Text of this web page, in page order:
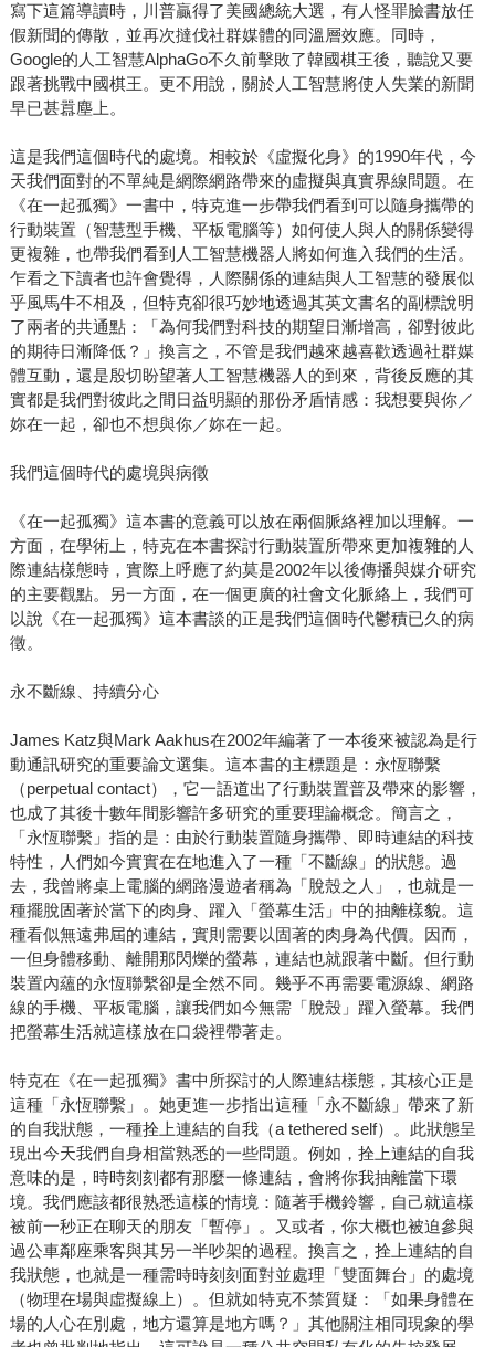
寫下這篇導讀時，川普贏得了美國總統大選，有人怪罪臉書放任
假新聞的傳散，並再次撻伐社群媒體的同溫層效應。同時，
Google的人工智慧AlphaGo不久前擊敗了韓國棋王後，聽說又要
跟著挑戰中國棋王。更不用說，關於人工智慧將使人失業的新聞
早已甚囂塵上。
這是我們這個時代的處境。相較於《虛擬化身》的1990年代，今
天我們面對的不單純是網際網路帶來的虛擬與真實界線問題。在
《在一起孤獨》一書中，特克進一步帶我們看到可以隨身攜帶的
行動裝置（智慧型手機、平板電腦等）如何使人與人的關係變得
更複雜，也帶我們看到人工智慧機器人將如何進入我們的生活。
乍看之下讀者也許會覺得，人際關係的連結與人工智慧的發展似
乎風馬牛不相及，但特克卻很巧妙地透過其英文書名的副標說明
了兩者的共通點：「為何我們對科技的期望日漸增高，卻對彼此
的期待日漸降低？」換言之，不管是我們越來越喜歡透過社群媒
體互動，還是殷切盼望著人工智慧機器人的到來，背後反應的其
實都是我們對彼此之間日益明顯的那份矛盾情感：我想要與你／
妳在一起，卻也不想與你／妳在一起。
我們這個時代的處境與病徵
《在一起孤獨》這本書的意義可以放在兩個脈絡裡加以理解。一
方面，在學術上，特克在本書探討行動裝置所帶來更加複雜的人
際連結樣態時，實際上呼應了約莫是2002年以後傳播與媒介研究
的主要觀點。另一方面，在一個更廣的社會文化脈絡上，我們可
以說《在一起孤獨》這本書談的正是我們這個時代鬱積已久的病
徵。
永不斷線、持續分心
James Katz與Mark Aakhus在2002年編著了一本後來被認為是行
動通訊研究的重要論文選集。這本書的主標題是：永恆聯繫
（perpetual contact），它一語道出了行動裝置普及帶來的影響，
也成了其後十數年間影響許多研究的重要理論概念。簡言之，
「永恆聯繫」指的是：由於行動裝置隨身攜帶、即時連結的科技
特性，人們如今實實在在地進入了一種「不斷線」的狀態。過
去，我曾將桌上電腦的網路漫遊者稱為「脫殼之人」，也就是一
種擺脫固著於當下的肉身、躍入「螢幕生活」中的抽離樣貌。這
種看似無遠弗屆的連結，實則需要以固著的肉身為代價。因而，
一但身體移動、離開那閃爍的螢幕，連結也就跟著中斷。但行動
裝置內蘊的永恆聯繫卻是全然不同。幾乎不再需要電源線、網路
線的手機、平板電腦，讓我們如今無需「脫殼」躍入螢幕。我們
把螢幕生活就這樣放在口袋裡帶著走。
特克在《在一起孤獨》書中所探討的人際連結樣態，其核心正是
這種「永恆聯繫」。她更進一步指出這種「永不斷線」帶來了新
的自我狀態，一種拴上連結的自我（a tethered self）。此狀態呈
現出今天我們自身相當熟悉的一些問題。例如，拴上連結的自我
意味的是，時時刻刻都有那麼一條連結，會將你我抽離當下環
境。我們應該都很熟悉這樣的情境：隨著手機鈴響，自己就這樣
被前一秒正在聊天的朋友「暫停」。又或者，你大概也被迫參與
過公車鄰座乘客與其另一半吵架的過程。換言之，拴上連結的自
我狀態，也就是一種需時時刻刻面對並處理「雙面舞台」的處境
（物理在場與虛擬線上）。但就如特克不禁質疑：「如果身體在
場的人心在別處，地方還算是地方嗎？」其他關注相同現象的學